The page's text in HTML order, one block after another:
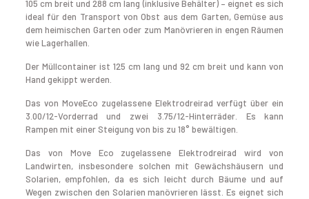
105 cm breit und 288 cm lang (inklusive Behälter) – eignet es sich
ideal für den Transport von Obst aus dem Garten, Gemüse aus
dem heimischen Garten oder zum Manövrieren in engen Räumen
wie Lagerhallen.
Der Müllcontainer ist 125 cm lang und 92 cm breit und kann von
Hand gekippt werden.
Das von MoveEco zugelassene Elektrodreirad verfügt über ein
3.00/12-Vorderrad und zwei 3.75/12-Hinterräder. Es kann
Rampen mit einer Steigung von bis zu 18° bewältigen.
Das von Move Eco zugelassene Elektrodreirad wird von
Landwirten, insbesondere solchen mit Gewächshäusern und
Solarien, empfohlen, da es sich leicht durch Bäume und auf
Wegen zwischen den Solarien manövrieren lässt. Es eignet sich